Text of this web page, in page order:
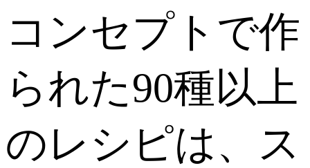
コンセプトで作
られた90種以上
のレシピは、ス